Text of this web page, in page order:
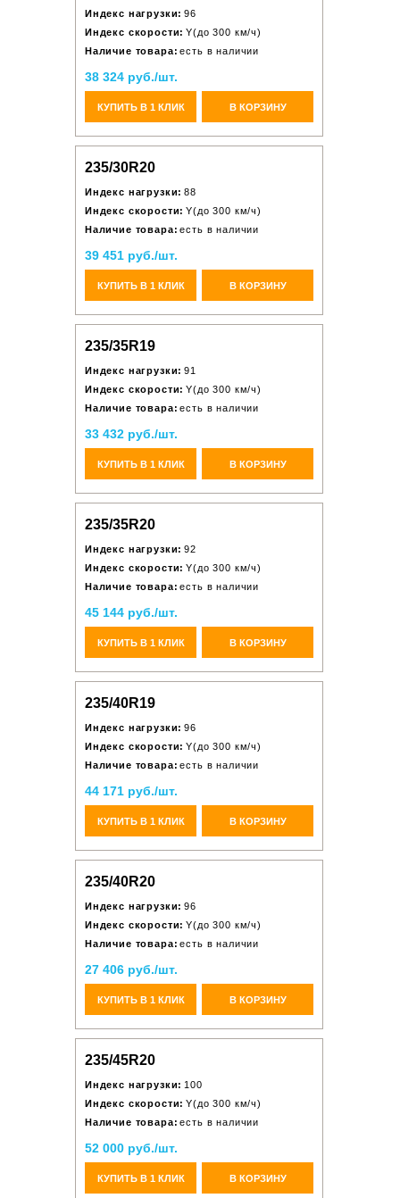
Индекс нагрузки: 96
Индекс скорости: Y(до 300 км/ч)
Наличие товара: есть в наличии
38 324 руб./шт.
КУПИТЬ В 1 КЛИК В КОРЗИНУ
235/30R20
Индекс нагрузки: 88
Индекс скорости: Y(до 300 км/ч)
Наличие товара: есть в наличии
39 451 руб./шт.
КУПИТЬ В 1 КЛИК В КОРЗИНУ
235/35R19
Индекс нагрузки: 91
Индекс скорости: Y(до 300 км/ч)
Наличие товара: есть в наличии
33 432 руб./шт.
КУПИТЬ В 1 КЛИК В КОРЗИНУ
235/35R20
Индекс нагрузки: 92
Индекс скорости: Y(до 300 км/ч)
Наличие товара: есть в наличии
45 144 руб./шт.
КУПИТЬ В 1 КЛИК В КОРЗИНУ
235/40R19
Индекс нагрузки: 96
Индекс скорости: Y(до 300 км/ч)
Наличие товара: есть в наличии
44 171 руб./шт.
КУПИТЬ В 1 КЛИК В КОРЗИНУ
235/40R20
Индекс нагрузки: 96
Индекс скорости: Y(до 300 км/ч)
Наличие товара: есть в наличии
27 406 руб./шт.
КУПИТЬ В 1 КЛИК В КОРЗИНУ
235/45R20
Индекс нагрузки: 100
Индекс скорости: Y(до 300 км/ч)
Наличие товара: есть в наличии
52 000 руб./шт.
КУПИТЬ В 1 КЛИК В КОРЗИНУ